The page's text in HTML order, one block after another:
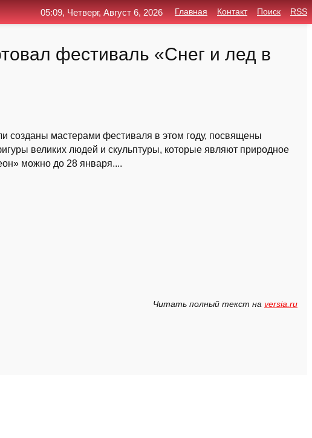
фестиваль «Снег и лед в
созданы мастерами фестиваля в этом году, посвящены
великих людей и скульптуры, которые являют природное
можно до 28 января....
Читать полный текст на versia.ru
05:09, Четверг, Август 6, 2026 Главная Контакт Поиск RSS